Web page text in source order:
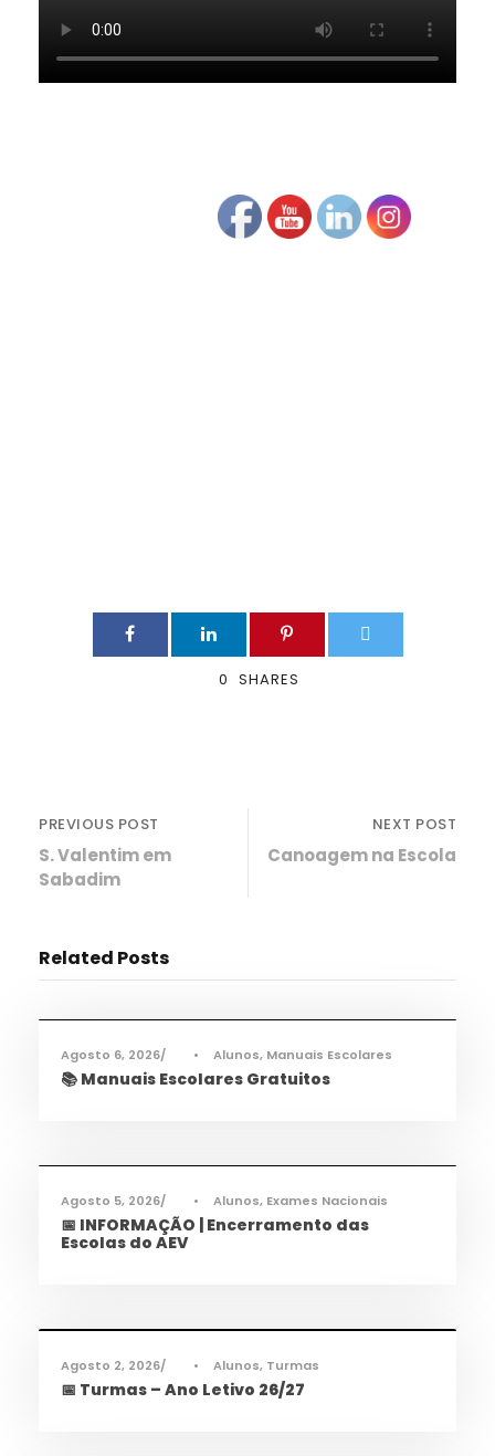
0 SHARES
PREVIOUS POST
S. Valentim em
Sabadim
NEXT POST
Canoagem na Escola
Related Posts
Informações,Notícias
Agosto 6, 2026 • Alunos, Manuais Escolares
📚 Manuais Escolares Gratuitos
Agosto 5, 2026 • Alunos, Exames Nacionais
📅 INFORMAÇÃO | Encerramento das
Escolas do AEV
Agosto 2, 2026 • Alunos, Turmas
📅 Turmas – Ano Letivo 26/27